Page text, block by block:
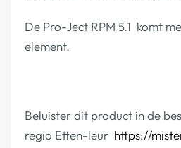
De Pro-Ject RPM 5.1 komt
element.
Beluister dit product in de
regio Etten-leur https://